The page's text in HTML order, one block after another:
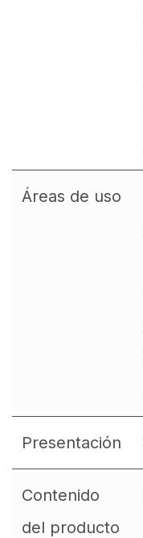
Áreas de uso
Presentación
Contenido
del producto